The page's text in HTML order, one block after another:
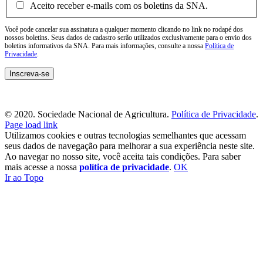
Aceito receber e-mails com os boletins da SNA.
Você pode cancelar sua assinatura a qualquer momento clicando no link no rodapé dos
nossos boletins. Seus dados de cadastro serão utilizados exclusivamente para o envio dos
boletins informativos da SNA. Para mais informações, consulte a nossa Política de
Privacidade.
© 2020. Sociedade Nacional de Agricultura. Política de Privacidade.
Page load link
Utilizamos cookies e outras tecnologias semelhantes que acessam
seus dados de navegação para melhorar a sua experiência neste site.
Ao navegar no nosso site, você aceita tais condições. Para saber
mais acesse a nossa política de privacidade. OK
Ir ao Topo